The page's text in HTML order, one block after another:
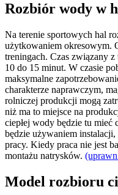
Rozbiór wody w
Na terenie sportowych hal
użytkowaniem okresowym.
treningach. Czas związany
10 do 15 minut. W czasie
maksymalne
charakterze naprawczym,
rolniczej produkcji mogą
niż ma to miejsce na
ciepłej wody będzie tu
będzie używaniem
pracy. Kiedy praca nie jest
montażu natrysków.
Model rozbioru